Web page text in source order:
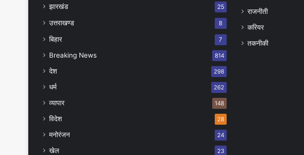
झारखंड 25
उत्तराखण्ड 8
बिहार 7
Breaking News 814
देश 298
धर्म 262
व्यापार 148
विदेश 28
मनोरंजन 24
खेल 23
राजनीती
करियर
तकनीकी